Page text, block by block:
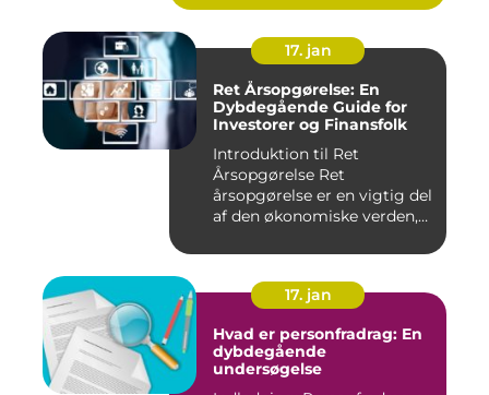
17. jan
Ret Årsopgørelse: En
Dybdegående Guide for
Investorer og Finansfolk
Introduktion til Ret
Årsopgørelse Ret
årsopgørelse er en vigtig del
af den økonomiske verden,
17. jan
Hvad er personfradrag: En
dybdegående
undersøgelse